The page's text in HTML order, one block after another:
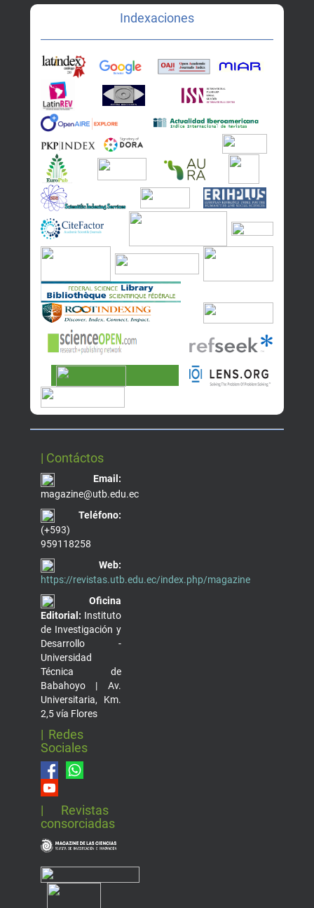
Indexaciones
| Contáctos
Email:
magazine@utb.edu.ec
Teléfono:
(+593)
959118258
Web:
https://revistas.utb.edu.ec/index.php/magazine
Oficina
Editorial: Instituto
de Investigación y
Desarrollo -
Universidad
Técnica de
Babahoyo | Av.
Universitaria, Km.
2,5 vía Flores
| Redes
Sociales
| Revistas
consorciadas